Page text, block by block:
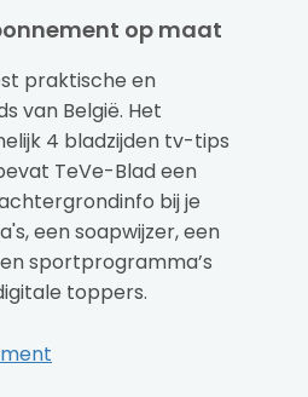
op maat
praktische en
van België. Het
4 bladzijden tv-tips
TeVe-Blad een
bij je
een soapwijzer, een
sportprogramma’s
toppers.